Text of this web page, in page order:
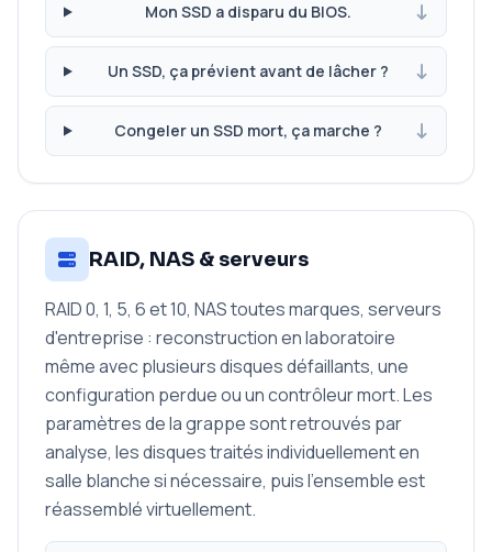
Mon SSD a disparu du BIOS.
Un SSD, ça prévient avant de lâcher ?
Congeler un SSD mort, ça marche ?
RAID, NAS & serveurs
RAID 0, 1, 5, 6 et 10, NAS toutes marques, serveurs
d'entreprise : reconstruction en laboratoire
même avec plusieurs disques défaillants, une
configuration perdue ou un contrôleur mort. Les
paramètres de la grappe sont retrouvés par
analyse, les disques traités individuellement en
salle blanche si nécessaire, puis l'ensemble est
réassemblé virtuellement.